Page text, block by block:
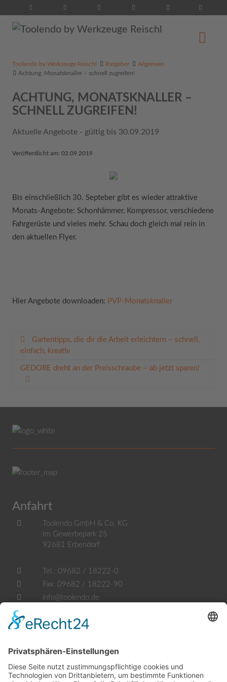
Suche...
Toolendo by Werkzeuge Reischl Ratgeber
Allgemein
Achtung, Monatsknaller – schnell zugreifen!
ACHTUNG, MONATSKNALLER –
SCHNELL ZUGREIFEN!
Aktuelle Angebote - gültig bis 30.09.2019
Veröffentlicht am: 02.09.2019
Bis einschließlich 30. Septeber gibt es wieder attraktive
Monats-Angebote: Schonhämmer, Kompressor, verschiedene
Fahrgerüste und vieles mehr. Schau doch gleich mal rein in
den aktuellen Flyer.
Hier Angebote downloaden: PVP-Monatsknaller
Beitragsnavigation
Gartentipps, die dir die Arbeit erleichtern – schnell,
einfach, kreativ
GEDORE dreht an der Preisschraube – ab jetzt sparen!
Anfahrt
Toolendo GmbH & Co. KG
Im Gewerbepark 25
92681 Erbendorf
Tel.: 09682 / 18222-0
Fax: 09682 / 18222-90
info@toolendo.de
Öffnungszeiten
Mo. - Fr.:
07.30 - 17.30 Uhr
Samstag: